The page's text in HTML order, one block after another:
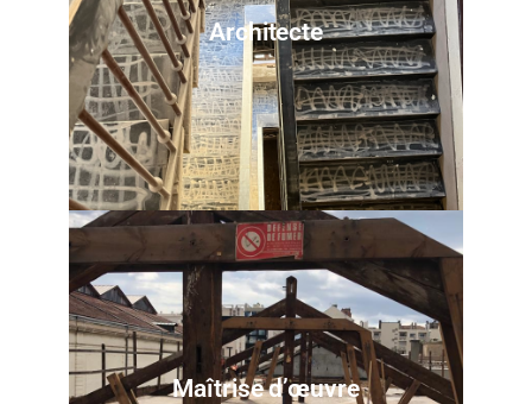
Architecte
Maîtrise d’œuvre